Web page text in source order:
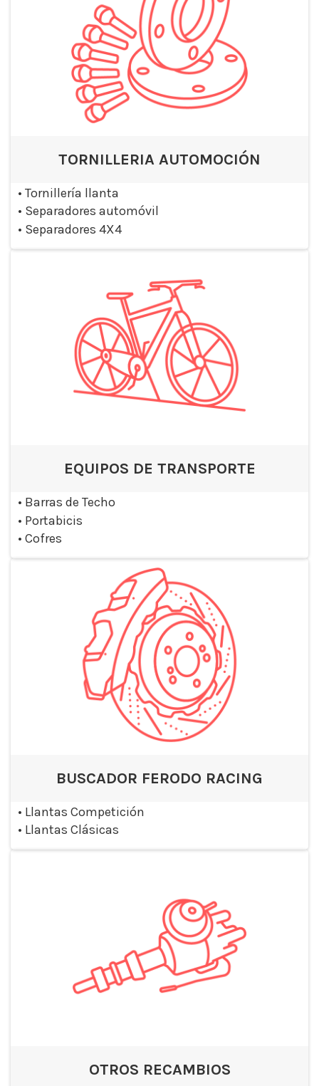
TORNILLERIA AUTOMOCIÓN
• Tornillería llanta
• Separadores automóvil
• Separadores 4X4
EQUIPOS DE TRANSPORTE
• Barras de Techo
• Portabicis
• Cofres
BUSCADOR FERODO RACING
• Llantas Competición
• Llantas Clásicas
OTROS RECAMBIOS